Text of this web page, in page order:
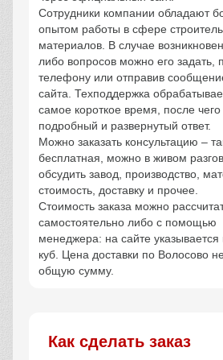
Сотрудники компании обладают
опытом работы в сфере
материалов. В случае
либо вопросов можно его задать,
телефону или отправив
сайта. Техподдержка
самое короткое время, после чего
подробный и развернутый ответ.
Можно заказать консультацию –
бесплатная, можно в живом
обсудить завод, производство,
стоимость, доставку и прочее.
Стоимость заказа можно
самостоятельно либо с помощью
менеджера: на сайте указывается
куб. Цена доставки по Волосово
общую сумму.
Как сделать заказ